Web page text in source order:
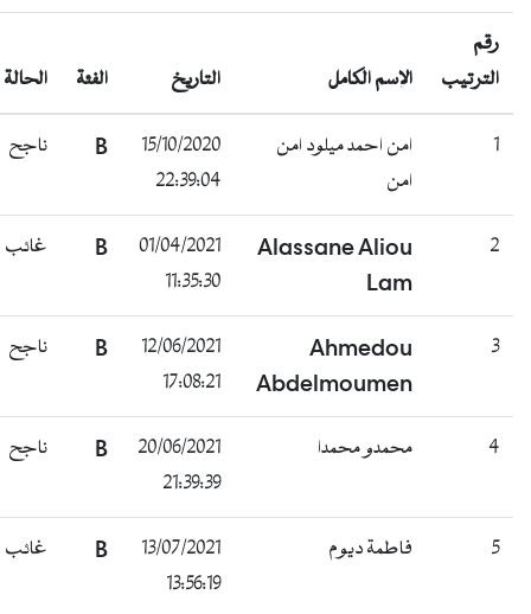
رقم
الترتيب
الإسم الكامل التاريخ الفئة الحالة
امن احمد ميلود امن
امن
15/10/2020
22:39:04
B ناجح
Alassane Aliou
Lam
01/04/2021
11:35:30
B غائب
Ahmedou
Abdelmoumen
12/06/2021
17:08:21
B ناجح
محمدو محمدا
20/06/2021
21:39:39
B ناجح
فاطمة ديوم
13/07/2021
13:56:19
B غائب